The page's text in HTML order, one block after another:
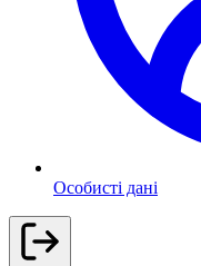
Особисті дані